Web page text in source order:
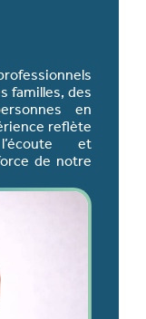
familles, des
en
reflète
et
de notre